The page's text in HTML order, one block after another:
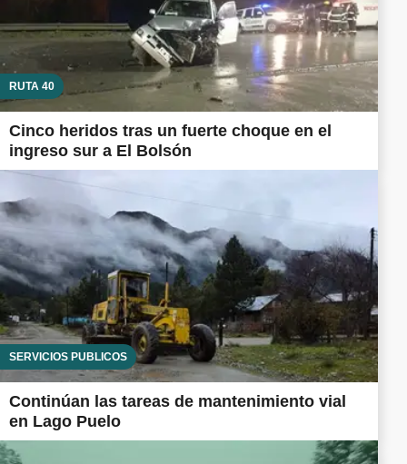
RUTA 40
Cinco heridos tras un fuerte choque en el
ingreso sur a El Bolsón
SERVICIOS PÚBLICOS
Continúan las tareas de mantenimiento vial
en Lago Puelo